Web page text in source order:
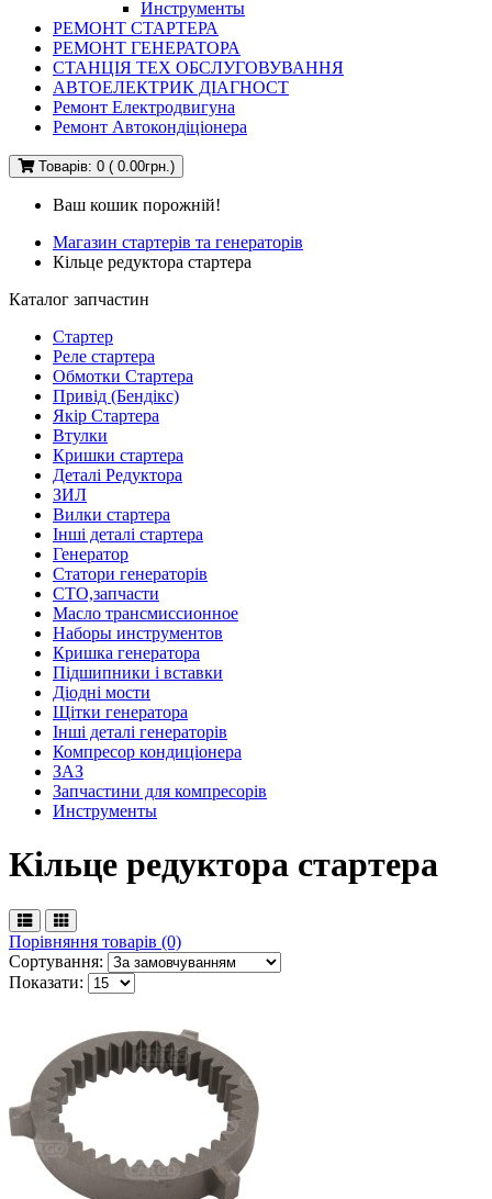
Инструменты
РЕМОНТ СТАРТЕРА
РЕМОНТ ГЕНЕРАТОРА
СТАНЦІЯ ТЕХ ОБСЛУГОВУВАННЯ
АВТОЕЛЕКТРИК ДІАГНОСТ
Ремонт Електродвигуна
Ремонт Автокондіціонера
Товарів: 0 ( 0.00грн.)
Ваш кошик порожній!
Магазин стартерів та генераторів
Кільце редуктора стартера
Каталог запчастин
Стартер
Реле стартера
Обмотки Стартера
Привід (Бендікс)
Якір Стартера
Втулки
Кришки стартера
Деталі Редуктора
ЗИЛ
Вилки стартера
Інші деталі стартера
Генератор
Cтатори генераторів
СТО,запчасти
Масло трансмиссионное
Наборы инструментов
Кришка генератора
Підшипники і вставки
Діодні мости
Щітки генератора
Інші деталі генераторів
Компресор кондиціонера
ЗАЗ
Запчастини для компресорів
Инструменты
Кільце редуктора стартера
Порівняння товарів (0)
Сортування:
Показати: